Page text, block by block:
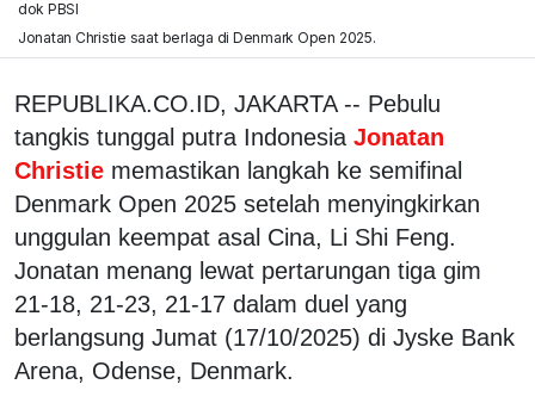
dok PBSI
Jonatan Christie saat berlaga di Denmark Open 2025.
REPUBLIKA.CO.ID, JAKARTA -- Pebulu
tangkis tunggal putra Indonesia Jonatan
Christie memastikan langkah ke semifinal
Denmark Open 2025 setelah menyingkirkan
unggulan keempat asal Cina, Li Shi Feng.
Jonatan menang lewat pertarungan tiga gim
21-18, 21-23, 21-17 dalam duel yang
berlangsung Jumat (17/10/2025) di Jyske Bank
Arena, Odense, Denmark.